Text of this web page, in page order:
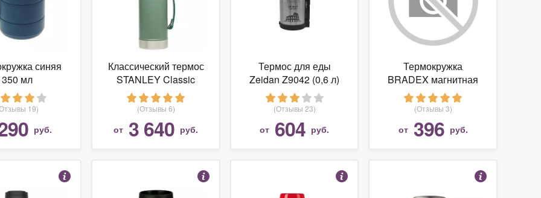
синяя
350 мл
19)
руб.
Классический термос
STANLEY Classic
Vacuum Insulated
Bottle (1,9 л)
(Отзывы 6)
от 3 640 руб.
Термос для еды
Zeidan Z9042 (0,6 л)
(Отзывы 23)
от 604 руб.
Термокружка
BRADEX магнитная
Живая Вода TD 0023
(0,35 л)
(Отзывы 3)
от 396 руб.